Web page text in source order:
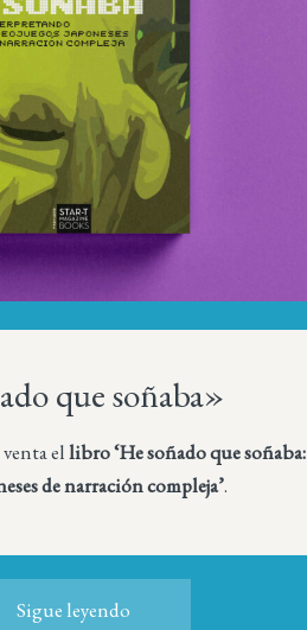
que soñaba»
ellibro ‘He soñado que soñaba:
de narración compleja’.
Sigue leyendo